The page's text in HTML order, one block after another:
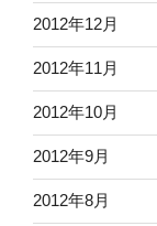
2012年12月
2012年11月
2012年10月
2012年9月
2012年8月